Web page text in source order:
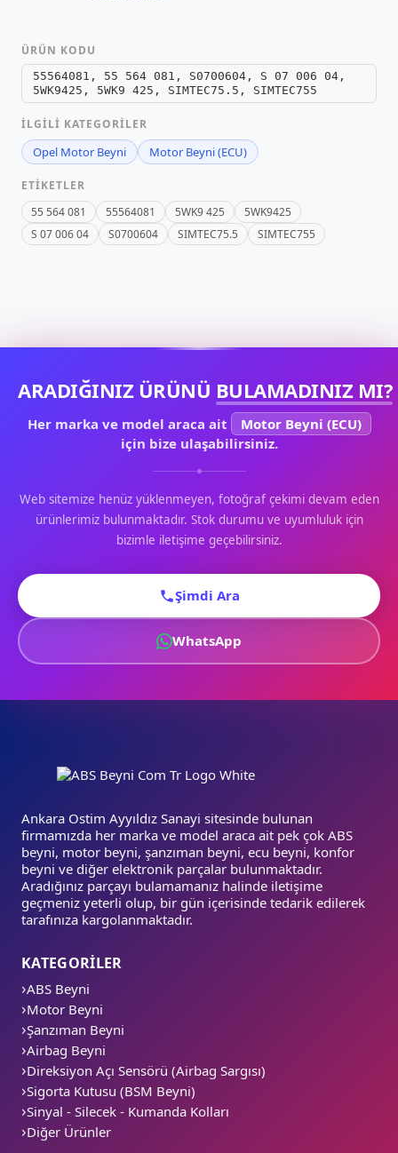
ÜRÜN KODU
55564081, 55 564 081, S0700604, S 07 006 04,
5WK9425, 5WK9 425, SIMTEC75.5, SIMTEC755
İLGILI KATEGORILER
Opel Motor Beyni Motor Beyni (ECU)
ETIKETLER
55 564 081
55564081 5WK9 425
5WK9425
S 07 006 04
S0700604 SIMTEC75.5 SIMTEC755
ARADIĞINIZ ÜRÜNÜ BULAMADINIZ MI?
Her marka ve model araca ait
Motor Beyni (ECU)
için bize ulaşabilirsiniz.
Web sitemize henüz yüklenmeyen, fotoğraf çekimi devam eden
ürünlerimiz bulunmaktadır. Stok durumu ve uyumluluk için
bizimle iletişime geçebilirsiniz.
Şimdi Ara
WhatsApp
Ankara Ostim Ayyıldız Sanayi sitesinde bulunan
firmamızda her marka ve model araca ait pek çok ABS
beyni, motor beyni, şanzıman beyni, ecu beyni, konfor
beyni ve diğer elektronik parçalar bulunmaktadır.
Aradığınız parçayı bulamamanız halinde iletişime
geçmeniz yeterli olup, bir gün içerisinde tedarik edilerek
tarafınıza kargolanmaktadır.
KATEGORİLER
ABS Beyni
Motor Beyni
Şanzıman Beyni
Airbag Beyni
Direksiyon Açı Sensörü (Airbag Sargısı)
Sigorta Kutusu (BSM Beyni)
Sinyal - Silecek - Kumanda Kolları
Diğer Ürünler